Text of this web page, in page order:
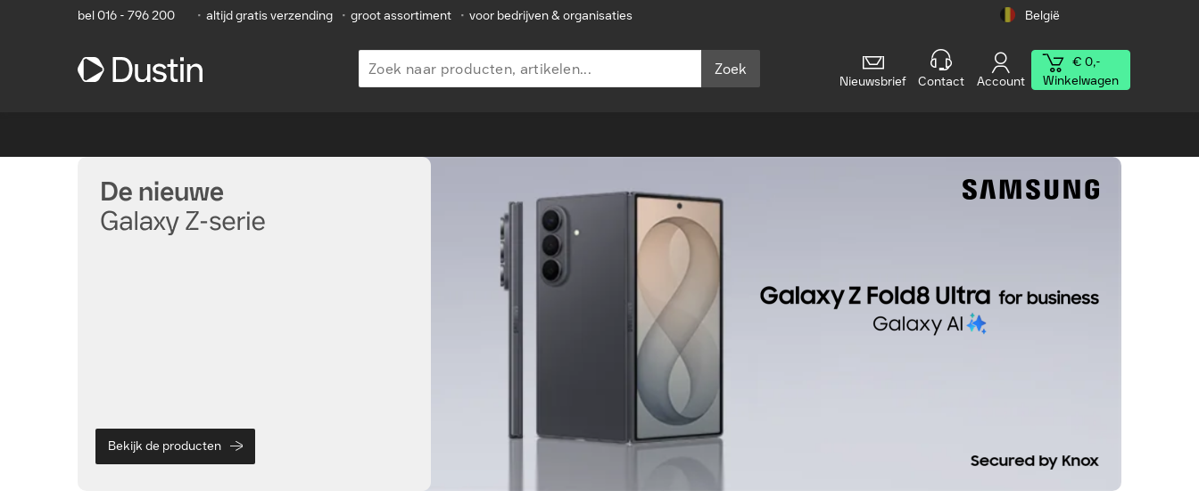
bel 016 - 796 200 • altijd gratis verzending • groot assortiment • voor bedrijven & organisaties België
Zoek
Nieuwsbrief Contact Account
€ 0,-
Winkelwagen
Bekijk de producten